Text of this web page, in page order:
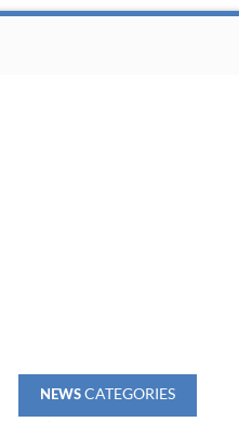
NEWS CATEGORIES